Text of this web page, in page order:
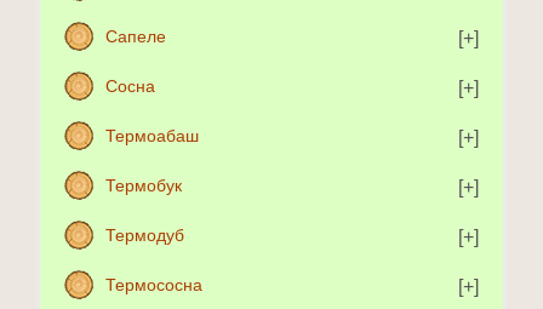
Сапеле
Сосна
Термоабаш
Термобук
Термодуб
Термососна